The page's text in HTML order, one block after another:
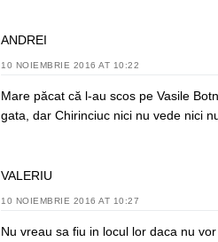
ANDREI
10 NOIEMBRIE 2016 AT 10:22
Mare păcat că l-au scos pe Vasile
gata, dar Chirinciuc nici nu vede nici
VALERIU
10 NOIEMBRIE 2016 AT 10:27
Nu vreau sa fiu in locul lor daca nu